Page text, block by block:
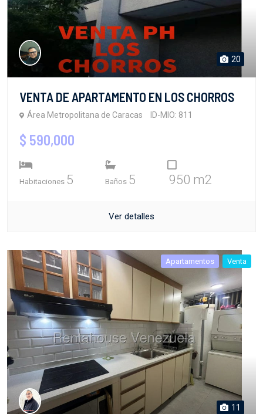
20
VENTA DE APARTAMENTO EN LOS CHORROS
Área Metropolitana de Caracas ID-MIO: 811
$ 590,000
Habitaciones 5 Baños 5 950 m2
Ver detalles
Apartamentos Venta
11